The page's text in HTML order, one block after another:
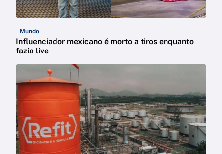
Mundo
Influenciador mexicano é morto a tiros enquanto
fazia live